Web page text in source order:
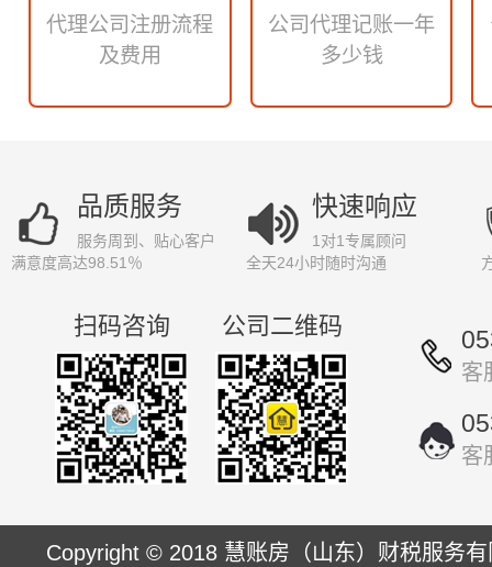
代理公司注册流程
及费用
公司代理记账一年
多少钱
品质服务
服务周到、贴心客户
满意度高达98.51％
快速响应
1对1专属顾问
全天24小时随时沟通
扫码咨询 公司二维码
客
客
Copyright © 2018 慧账房（山东）财税服务